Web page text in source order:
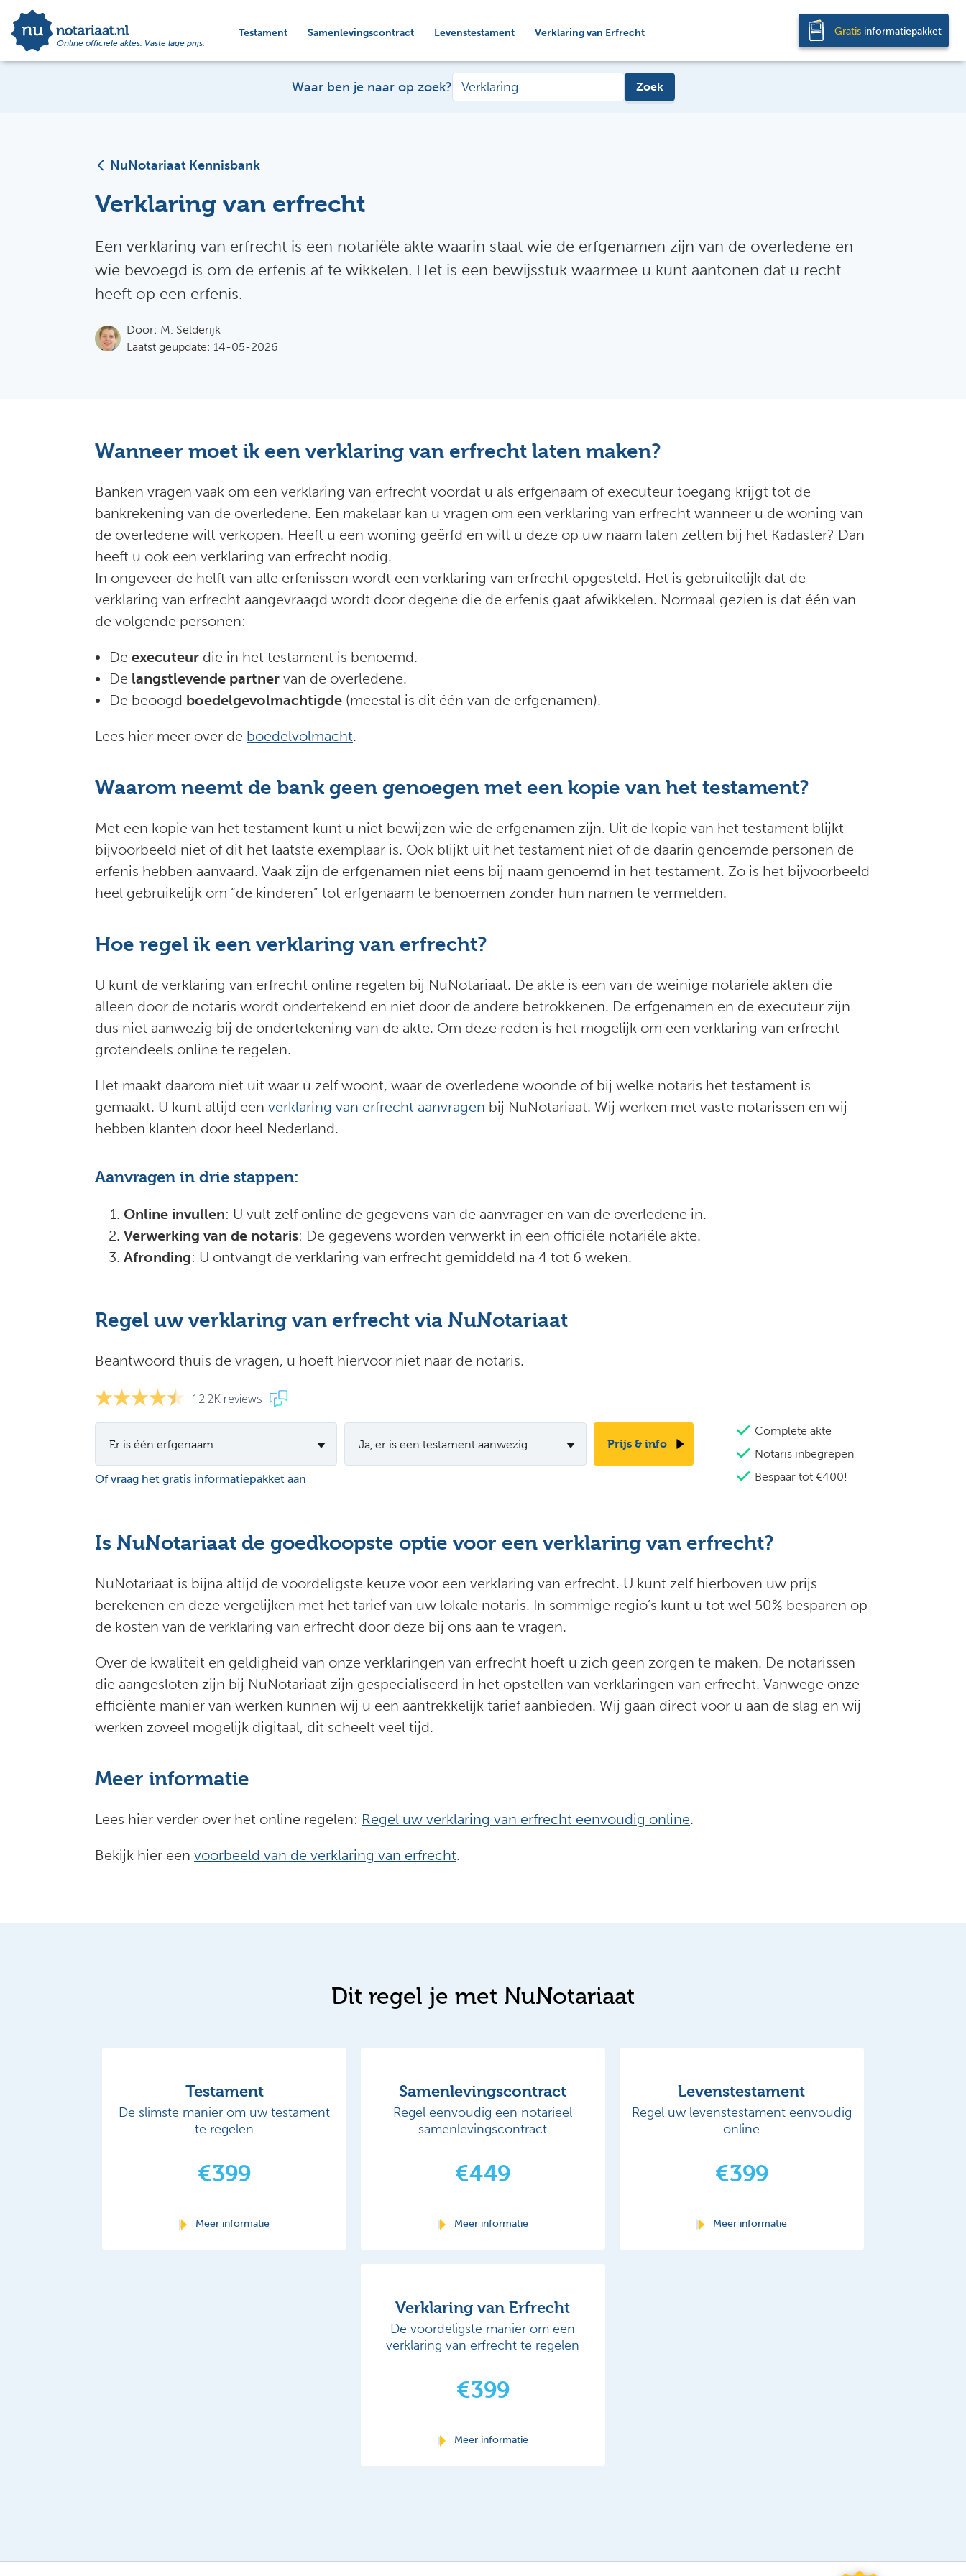
Online officiële aktes. Vaste lage prijs.
Testament Samenlevingscontract Levenstestament Verklaring van Erfrecht Gratis informatiepakket
Waar ben je naar op zoek? Zoek
NuNotariaat Kennisbank
Verklaring van erfrecht
Een verklaring van erfrecht is een notariële akte waarin staat wie de erfgenamen zijn van de overledene en
wie bevoegd is om de erfenis af te wikkelen. Het is een bewijsstuk waarmee u kunt aantonen dat u recht
heeft op een erfenis.
Door: M. Selderijk
Laatst geupdate: 14-05-2026
Wanneer moet ik een verklaring van erfrecht laten maken?
Banken vragen vaak om een verklaring van erfrecht voordat u als erfgenaam of executeur toegang krijgt tot de
bankrekening van de overledene. Een makelaar kan u vragen om een verklaring van erfrecht wanneer u de woning van
de overledene wilt verkopen. Heeft u een woning geërfd en wilt u deze op uw naam laten zetten bij het Kadaster? Dan
heeft u ook een verklaring van erfrecht nodig.
In ongeveer de helft van alle erfenissen wordt een verklaring van erfrecht opgesteld. Het is gebruikelijk dat de
verklaring van erfrecht aangevraagd wordt door degene die de erfenis gaat afwikkelen. Normaal gezien is dat één van
de volgende personen:
De executeur die in het testament is benoemd.
De langstlevende partner van de overledene.
De beoogd boedelgevolmachtigde (meestal is dit één van de erfgenamen).
Lees hier meer over de boedelvolmacht.
Waarom neemt de bank geen genoegen met een kopie van het testament?
Met een kopie van het testament kunt u niet bewijzen wie de erfgenamen zijn. Uit de kopie van het testament blijkt
bijvoorbeeld niet of dit het laatste exemplaar is. Ook blijkt uit het testament niet of de daarin genoemde personen de
erfenis hebben aanvaard. Vaak zijn de erfgenamen niet eens bij naam genoemd in het testament. Zo is het bijvoorbeeld
heel gebruikelijk om “de kinderen” tot erfgenaam te benoemen zonder hun namen te vermelden.
Hoe regel ik een verklaring van erfrecht?
U kunt de verklaring van erfrecht online regelen bij NuNotariaat. De akte is een van de weinige notariële akten die
alleen door de notaris wordt ondertekend en niet door de andere betrokkenen. De erfgenamen en de executeur zijn
dus niet aanwezig bij de ondertekening van de akte. Om deze reden is het mogelijk om een verklaring van erfrecht
grotendeels online te regelen.
Het maakt daarom niet uit waar u zelf woont, waar de overledene woonde of bij welke notaris het testament is
gemaakt. U kunt altijd een verklaring van erfrecht aanvragen bij NuNotariaat. Wij werken met vaste notarissen en wij
hebben klanten door heel Nederland.
Aanvragen in drie stappen:
Online invullen: U vult zelf online de gegevens van de aanvrager en van de overledene in.
Verwerking van de notaris: De gegevens worden verwerkt in een officiële notariële akte.
Afronding: U ontvangt de verklaring van erfrecht gemiddeld na 4 tot 6 weken.
Regel uw verklaring van erfrecht via NuNotariaat
Beantwoord thuis de vragen, u hoeft hiervoor niet naar de notaris.
12.2K reviews
Er is één erfgenaam Ja, er is een testament aanwezig Prijs & info
Of vraag het gratis informatiepakket aan
Complete akte
Notaris inbegrepen
Bespaar tot €400!
Is NuNotariaat de goedkoopste optie voor een verklaring van erfrecht?
NuNotariaat is bijna altijd de voordeligste keuze voor een verklaring van erfrecht. U kunt zelf hierboven uw prijs
berekenen en deze vergelijken met het tarief van uw lokale notaris. In sommige regio’s kunt u tot wel 50% besparen op
de kosten van de verklaring van erfrecht door deze bij ons aan te vragen.
Over de kwaliteit en geldigheid van onze verklaringen van erfrecht hoeft u zich geen zorgen te maken. De notarissen
die aangesloten zijn bij NuNotariaat zijn gespecialiseerd in het opstellen van verklaringen van erfrecht. Vanwege onze
efficiënte manier van werken kunnen wij u een aantrekkelijk tarief aanbieden. Wij gaan direct voor u aan de slag en wij
werken zoveel mogelijk digitaal, dit scheelt veel tijd.
Meer informatie
Lees hier verder over het online regelen: Regel uw verklaring van erfrecht eenvoudig online.
Bekijk hier een voorbeeld van de verklaring van erfrecht.
Dit regel je met NuNotariaat
Testament
De slimste manier om uw testament
te regelen
€399
Meer informatie
Samenlevingscontract
Regel eenvoudig een notarieel
samenlevingscontract
€449
Meer informatie
Levenstestament
Regel uw levenstestament eenvoudig
online
€399
Meer informatie
Verklaring van Erfrecht
De voordeligste manier om een
verklaring van erfrecht te regelen
€399
Meer informatie